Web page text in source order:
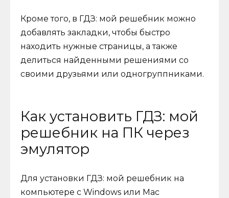
Кроме того, в ГДЗ: мой решебник можно
добавлять закладки, чтобы быстро
находить нужные страницы, а также
делиться найденными решениями со
своими друзьями или одногруппниками.
Как установить ГДЗ: мой
решебник на ПК через
эмулятор
Для установки ГДЗ: мой решебник на
компьютере с Windows или Mac